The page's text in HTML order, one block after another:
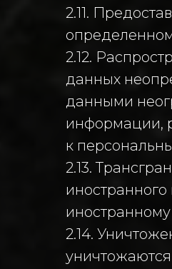
2.11.
2.12.
данных
данными
информации,
к
2.13.
иностранного
2.14.